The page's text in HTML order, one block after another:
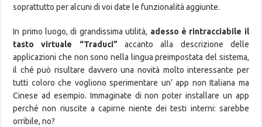
soprattutto per alcuni di voi date le funzionalità aggiunte.
In primo luogo, di grandissima utilità, adesso è rintracciabile il
tasto virtuale “Traduci” accanto alla descrizione delle
applicazioni che non sono nella lingua preimpostata del sistema,
il ché può risultare davvero una novità molto interessante per
tutti coloro che vogliono sperimentare un’ app non Italiana ma
Cinese ad esempio. Immaginate di non poter installare un app
perché non riuscite a capirne niente dei testi interni: sarebbe
orribile, no?